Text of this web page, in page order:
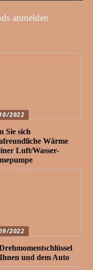
anmelden
2022
Sie sich
Wärme
Luft/Wasser-
2022
und dem Auto